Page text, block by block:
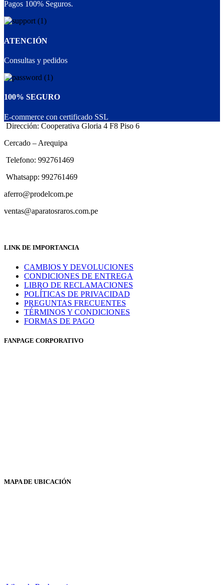
Pagos 100% Seguros.
ATENCIÓN
Consultas y pedidos
100% SEGURO
E-commerce con certificado SSL
Dirección: Cooperativa Gloria 4 F8 Piso 6
Cercado – Arequipa
Telefono: 992761469
Whatsapp: 992761469
aferro@prodelcom.pe
ventas@aparatosraros.com.pe
LINK DE IMPORTANCIA
CAMBIOS Y DEVOLUCIONES
CONDICIONES DE ENTREGA
LIBRO DE RECLAMACIONES
POLÍTICAS DE PRIVACIDAD
PREGUNTAS FRECUENTES
TÉRMINOS Y CONDICIONES
FORMAS DE PAGO
FANPAGE CORPORATIVO
MAPA DE UBICACIÓN